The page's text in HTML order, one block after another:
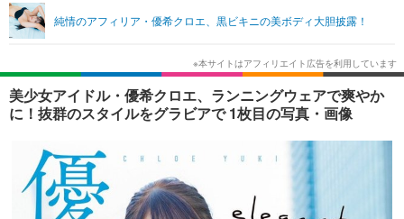
ショッピング その他
エンタメTOP 映画・ドラマ
韓国・芸能
音楽 スポーツ
ショッピング その他
ライフ
ライフTOP グルメ
ペット ショッピング
リリース一覧
プッシュ通知の停止方法
純情のアフィリア・優希クロエ、黒ビキニの美ボディ大胆披露！
美少女アイドル・優希クロエ、ランニングウェアで爽やか
に！抜群のスタイルをグラビアで 1枚目の写真・画像